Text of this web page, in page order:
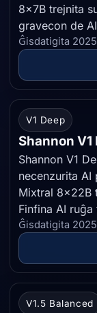
8x7B trejnita
gravecon de
Ĝisdatigita
V1 Deep
Shannon
Shannon V1
necenzurita AI
Mixtral 8x22B
Finfina AI
Ĝisdatigita
V1.5 Balanced